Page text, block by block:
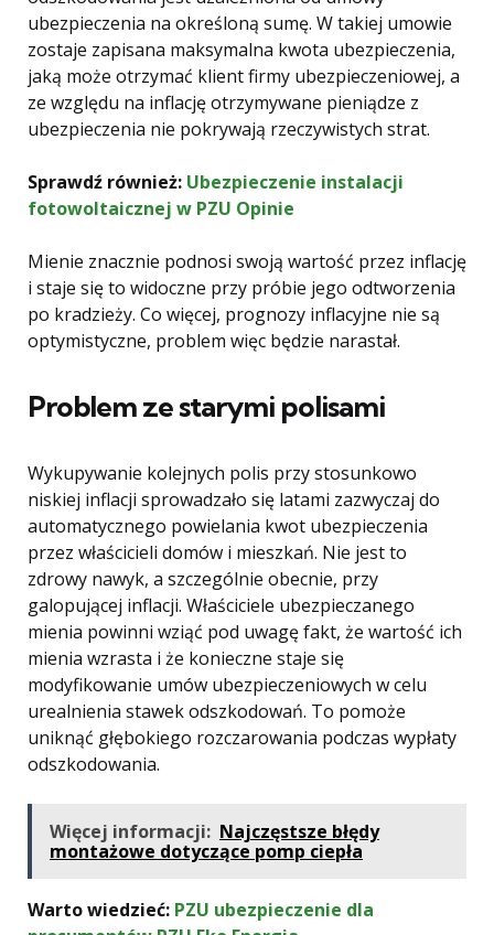
ubezpieczenia na określoną sumę. W takiej umowie
zostaje zapisana maksymalna kwota ubezpieczenia,
jaką może otrzymać klient firmy ubezpieczeniowej, a
ze względu na inflację otrzymywane pieniądze z
ubezpieczenia nie pokrywają rzeczywistych strat.
Sprawdź również: Ubezpieczenie instalacji
fotowoltaicznej w PZU Opinie
Mienie znacznie podnosi swoją wartość przez inflację
i staje się to widoczne przy próbie jego odtworzenia
po kradzieży. Co więcej, prognozy inflacyjne nie są
optymistyczne, problem więc będzie narastał.
Problem ze starymi polisami
Wykupywanie kolejnych polis przy stosunkowo
niskiej inflacji sprowadzało się latami zazwyczaj do
automatycznego powielania kwot ubezpieczenia
przez właścicieli domów i mieszkań. Nie jest to
zdrowy nawyk, a szczególnie obecnie, przy
galopującej inflacji. Właściciele ubezpieczanego
mienia powinni wziąć pod uwagę fakt, że wartość ich
mienia wzrasta i że konieczne staje się
modyfikowanie umów ubezpieczeniowych w celu
urealnienia stawek odszkodowań. To pomoże
uniknąć głębokiego rozczarowania podczas wypłaty
odszkodowania.
Więcej informacji: Najczęstsze błędy
montażowe dotyczące pomp ciepła
Warto wiedzieć: PZU ubezpieczenie dla